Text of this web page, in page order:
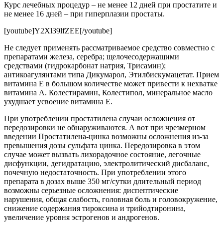
Курс лечебных процедур – не менее 12 дней при простатите и
не менее 16 дней – при гиперплазии простаты.
[youtube]Y2Xl39lfZEE[/youtube]
Не следует применять рассматриваемое средство совместно с
препаратами железа, серебра; щелочесодержащими
средствами (гидрокарбонат натрия, Трисамин);
антикоагулянтами типа Дикумарол, Этилбискумацетат. Прием
витамина Е в большом количестве может привести к нехватке
витамина А. Колестирамин, Колестипол, минеральное масло
ухудшает усвоение витамина Е.
При употреблении простатилена случаи осложнения от
передозировки не обнаруживаются. А вот при чрезмерном
введении Простатилена-цинка возможны осложнения из-за
превышения дозы сульфата цинка. Передозировка в этом
случае может вызвать лихорадочное состояние, легочные
дисфункции, дегидратацию, электролитический дисбаланс,
почечную недостаточность. При употреблении этого
препарата в дозах выше 350 мг/сутки длительный период
возможны серьезные осложнения: диспептические
нарушения, общая слабость, головная боль и головокружение,
снижение содержания тироксина и трийодтиронина,
увеличение уровня эстрогенов и андрогенов.